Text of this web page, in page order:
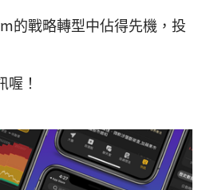
的戰略轉型中佔得先機，投
！